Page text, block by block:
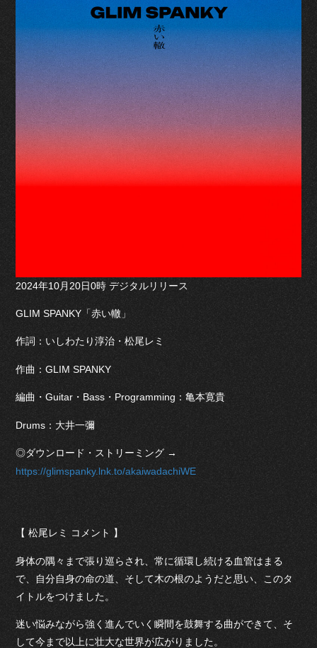
2024年10月20日0時 デジタルリリース
GLIM SPANKY「赤い轍」
作詞：いしわたり淳治・松尾レミ
作曲：GLIM SPANKY
編曲・Guitar・Bass・Programming：亀本寛貴
Drums：大井一彌
◎ダウンロード・ストリーミング →
https://glimspanky.lnk.to/akaiwadachiWE
【 松尾レミ コメント 】
身体の隅々まで張り巡らされ、常に循環し続ける血管はまる
で、自分自身の命の道、そして木の根のようだと思い、このタ
イトルをつけました。
迷い悩みながら強く進んでいく瞬間を鼓舞する曲ができて、そ
して今まで以上に壮大な世界が広がりました。